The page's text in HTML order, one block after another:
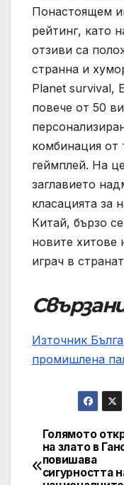
Понастоящем
рейтинг, като
отзиви са
странна и
Planet survival,
повече от 50
комбинация от
геймплей. На
заглавието
класацията за
Китай, бързо
новите хитове
играч в
Източник
промишлена
Голямото
на злато в
повишава
сигурността